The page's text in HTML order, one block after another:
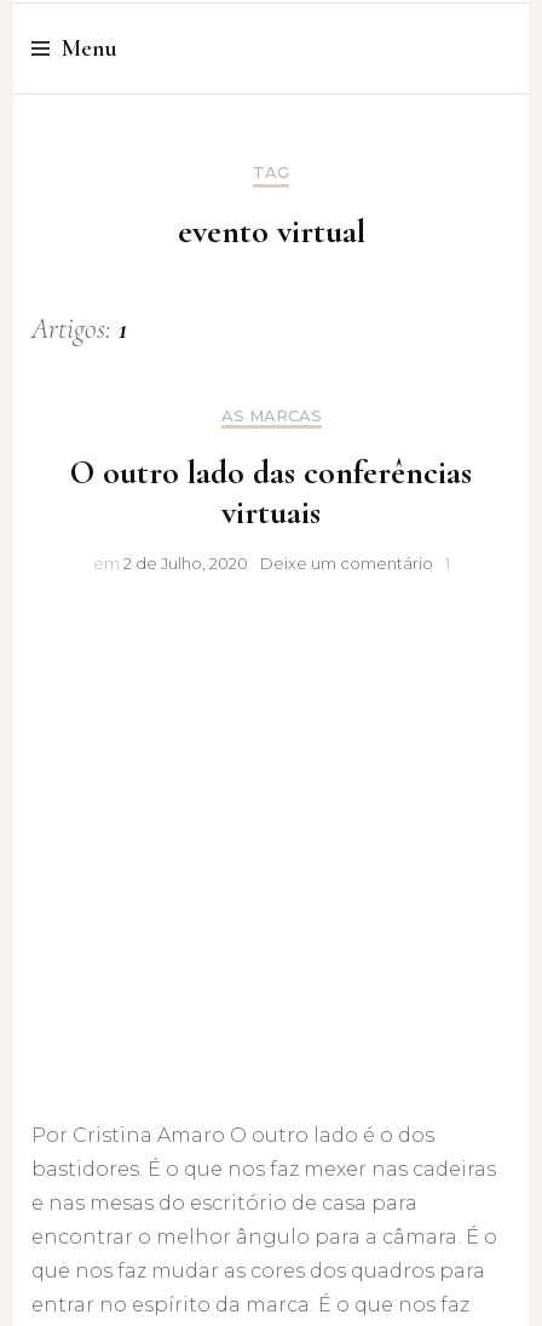
Cristina Amaro
Menu
TAG
evento virtual
Artigos:1
AS MARCAS
O outro lado das conferências
virtuais
em 2 de Julho, 2020 Deixe um comentárioO1
Por Cristina Amaro O outro lado é o dos
bastidores. É o que nos faz mexer nas cadeiras
e nas mesas do escritório de casa para
encontrar o melhor ângulo para a câmara. É o
que nos faz mudar as cores dos quadros para
entrar no espírito da marca. É o que nos faz